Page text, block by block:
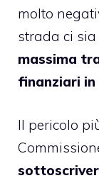
molto
strada ci
massima
finanziari in
Il pericolo